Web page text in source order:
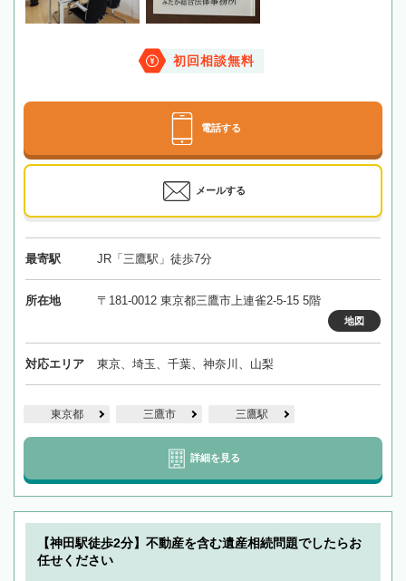
初回相談無料
電話する
メールする
最寄駅 JR「三鷹駅」徒歩7分
所在地 〒181-0012 東京都三鷹市上連雀2-5-15 5階
地図
対応エリア 東京、埼玉、千葉、神奈川、山梨
東京都 三鷹市 三鷹駅
詳細を見る
【神田駅徒歩2分】不動産を含む遺産相続問題でしたらお
任せください